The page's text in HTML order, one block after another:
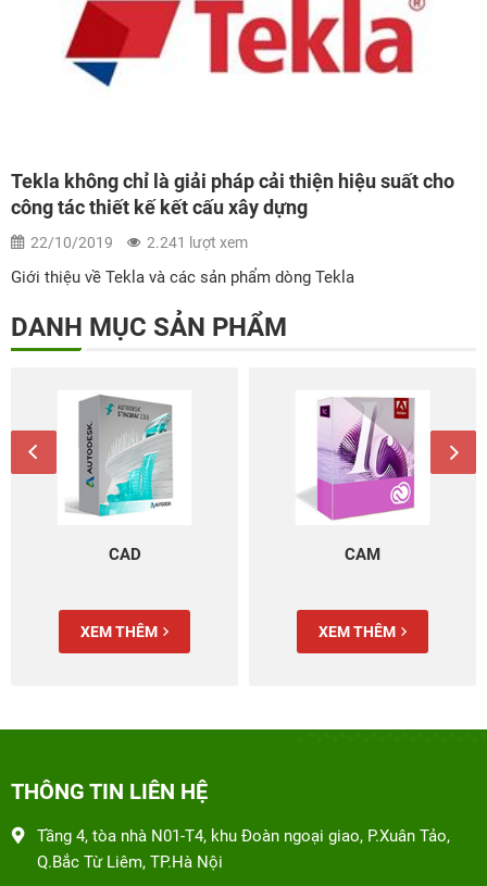
Tekla không chỉ là giải pháp cải thiện hiệu suất cho
công tác thiết kế kết cấu xây dựng
22/10/2019 2.241 lượt xem
Giới thiệu về Tekla và các sản phẩm dòng Tekla
DANH MỤC SẢN PHẨM
CAD
XEM THÊM
CAM
XEM THÊM
THÔNG TIN LIÊN HỆ
Tầng 4, tòa nhà N01-T4, khu Đoàn ngoại giao, P.Xuân Tảo,
Q.Bắc Từ Liêm, TP.Hà Nội